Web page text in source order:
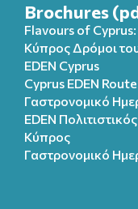
Brochures
Flavours of
Κύπρος Δρόμοι
EDEN Cyprus
Cyprus EDEN
Γαστρονομικό
EDEN
Κύπρος
Γαστρονομικό